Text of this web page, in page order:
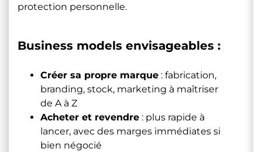
protection personnelle.
Business models envisageables :
Créer sa propre marque : fabrication,
branding, stock, marketing à maîtriser
de A à Z
Acheter et revendre : plus rapide à
lancer, avec des marges immédiates si
bien négocié